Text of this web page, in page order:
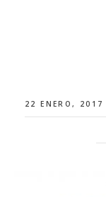
22 ENERO, 2017